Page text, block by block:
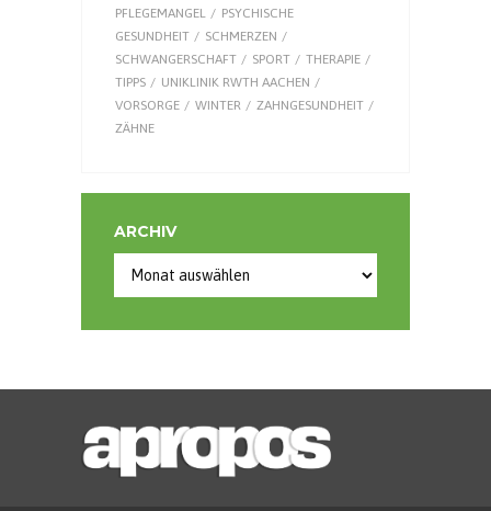
PFLEGEMANGEL
PSYCHISCHE
GESUNDHEIT
SCHMERZEN
SCHWANGERSCHAFT
SPORT
THERAPIE
TIPPS
UNIKLINIK RWTH AACHEN
VORSORGE
WINTER
ZAHNGESUNDHEIT
ZÄHNE
ARCHIV